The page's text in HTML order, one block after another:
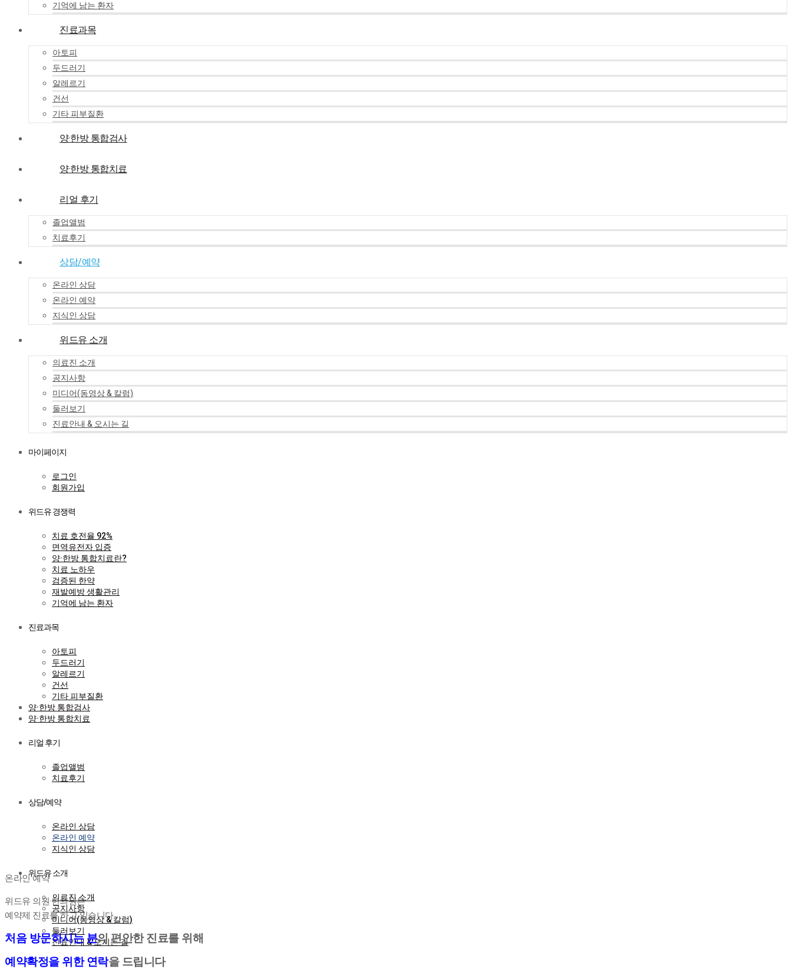
기억에 남는 환자
진료과목
아토피
두드러기
알레르기
건선
기타 피부질환
양·한방 통합검사
양·한방 통합치료
리얼 후기
졸업앨범
치료후기
상담/예약
온라인 상담
온라인 예약
지식인 상담
위드유 소개
의료진 소개
공지사항
미디어(동영상 & 칼럼)
둘러보기
진료안내 & 오시는 길
마이페이지
로그인
회원가입
위드유 경쟁력
치료 호전율 92%
면역유전자 입증
양·한방 통합치료란?
치료 노하우
검증된 한약
재발예방 생활관리
기억에 남는 환자
진료과목
아토피
두드러기
알레르기
건선
기타 피부질환
양·한방 통합검사
양·한방 통합치료
리얼 후기
졸업앨범
치료후기
상담/예약
온라인 상담
온라인 예약
지식인 상담
위드유 소개
의료진 소개
공지사항
미디어(동영상 & 칼럼)
둘러보기
진료안내 & 오시는 길
온라인 예약
온라인 예약
위드유 의원·한의원은
예약제 진료를 하고 있습니다
처음 방문하시는 분의 편안한 진료를 위해
예약확정을 위한 연락을 드립니다